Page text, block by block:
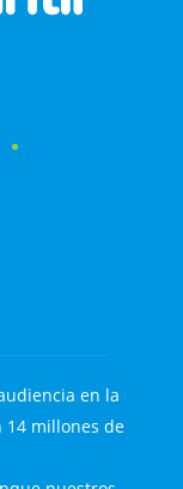
en la
14 millones de